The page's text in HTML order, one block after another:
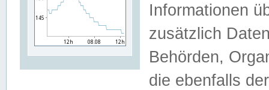
Informationen
zusätzlich
Behörden,
die ebenfalls